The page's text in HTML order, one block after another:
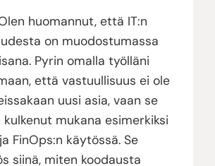
huomannut, että IT:n
on muodostumassa
Pyrin omalla työlläni
että vastuullisuus ei ole
uusi asia, vaan se
mukana esimerkiksi
FinOps:n käytössä. Se
siinä, miten koodausta